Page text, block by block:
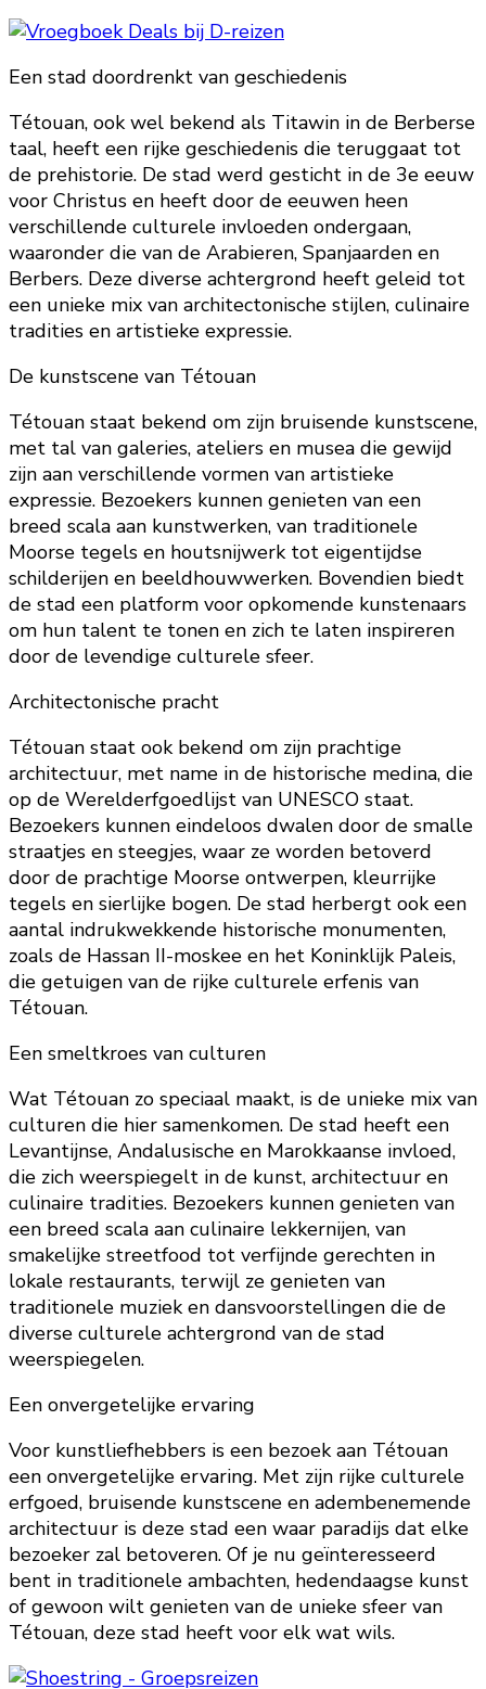
Een stad doordrenkt van geschiedenis
Tétouan, ook wel bekend als Titawin in de Berberse
taal, heeft een rijke geschiedenis die teruggaat tot
de prehistorie. De stad werd gesticht in de 3e eeuw
voor Christus en heeft door de eeuwen heen
verschillende culturele invloeden ondergaan,
waaronder die van de Arabieren, Spanjaarden en
Berbers. Deze diverse achtergrond heeft geleid tot
een unieke mix van architectonische stijlen, culinaire
tradities en artistieke expressie.
De kunstscene van Tétouan
Tétouan staat bekend om zijn bruisende kunstscene,
met tal van galeries, ateliers en musea die gewijd
zijn aan verschillende vormen van artistieke
expressie. Bezoekers kunnen genieten van een
breed scala aan kunstwerken, van traditionele
Moorse tegels en houtsnijwerk tot eigentijdse
schilderijen en beeldhouwwerken. Bovendien biedt
de stad een platform voor opkomende kunstenaars
om hun talent te tonen en zich te laten inspireren
door de levendige culturele sfeer.
Architectonische pracht
Tétouan staat ook bekend om zijn prachtige
architectuur, met name in de historische medina, die
op de Werelderfgoedlijst van UNESCO staat.
Bezoekers kunnen eindeloos dwalen door de smalle
straatjes en steegjes, waar ze worden betoverd
door de prachtige Moorse ontwerpen, kleurrijke
tegels en sierlijke bogen. De stad herbergt ook een
aantal indrukwekkende historische monumenten,
zoals de Hassan II-moskee en het Koninklijk Paleis,
die getuigen van de rijke culturele erfenis van
Tétouan.
Een smeltkroes van culturen
Wat Tétouan zo speciaal maakt, is de unieke mix van
culturen die hier samenkomen. De stad heeft een
Levantijnse, Andalusische en Marokkaanse invloed,
die zich weerspiegelt in de kunst, architectuur en
culinaire tradities. Bezoekers kunnen genieten van
een breed scala aan culinaire lekkernijen, van
smakelijke streetfood tot verfijnde gerechten in
lokale restaurants, terwijl ze genieten van
traditionele muziek en dansvoorstellingen die de
diverse culturele achtergrond van de stad
weerspiegelen.
Een onvergetelijke ervaring
Voor kunstliefhebbers is een bezoek aan Tétouan
een onvergetelijke ervaring. Met zijn rijke culturele
erfgoed, bruisende kunstscene en adembenemende
architectuur is deze stad een waar paradijs dat elke
bezoeker zal betoveren. Of je nu geïnteresseerd
bent in traditionele ambachten, hedendaagse kunst
of gewoon wilt genieten van de unieke sfeer van
Tétouan, deze stad heeft voor elk wat wils.